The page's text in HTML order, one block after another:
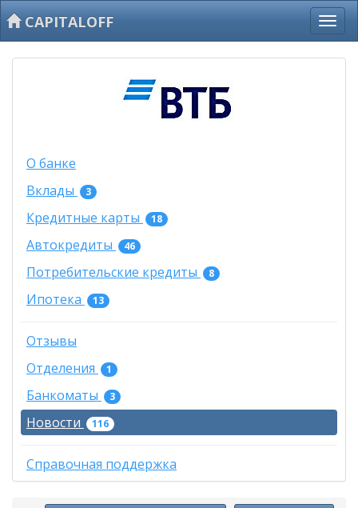
CAPITALOFF
О банке
Вклады
3
Кредитные карты 18
Автокредиты 46
Потребительские кредиты 8
Ипотека 13
Отзывы
Отделения
1
Банкоматы 3
Новости 116
Справочная поддержка